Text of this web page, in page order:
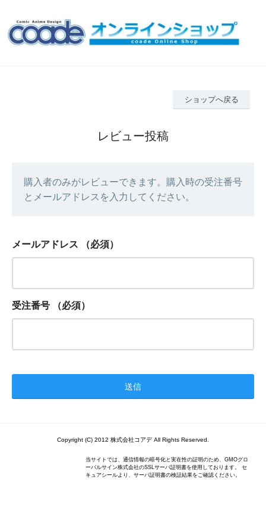
ショップへ戻る
レビュー投稿
購入者のみがレビューできます。購入時の受注番号
とメールアドレスを入力してください。
メールアドレス （必須）
受注番号 （必須）
Copyright (C) 2012 株式会社コアデ All Rights Reserved.
当サイトでは、通信情報の暗号化と実在性の証明のため、GMOグロ
ーバルサイン株式会社のSSLサーバ証明書を使用しております。 セ
キュアシールより、サーバ証明書の検証結果をご確認ください。